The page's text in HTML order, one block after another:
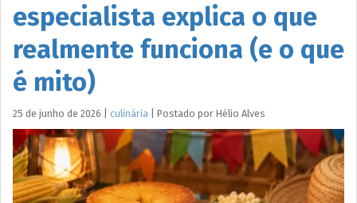
especialista explica o que
realmente funciona (e o que
é mito)
25 de junho de 2026 culinária Postado por Hélio Alves